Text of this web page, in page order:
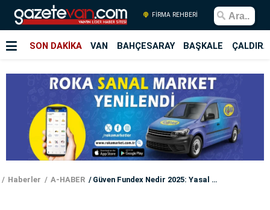
FİRMA REHBERİ
SON DAKİKA VAN BAHÇESARAY BAŞKALE
Haberler A-HABER Güven Fundex Nedir 2025: Yasal Platform mu?